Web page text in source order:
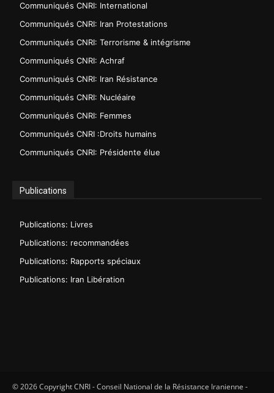
Communiqués CNRI: International
Communiqués CNRI: Iran Protestations
Communiqués CNRI: Terrorisme & intégrisme
Communiqués CNRI: Achraf
Communiqués CNRI: Iran Résistance
Communiqués CNRI: Nucléaire
Communiqués CNRI: Femmes
Communiqués CNRI :Droits humains
Communiqués CNRI: Présidente élue
Publications
Publications: Livres
Publications: recommandées
Publications: Rapports spéciaux
Publications: Iran Libération
© 2026 Copyright CNRI - Conseil National de la Résistance Iranienne -